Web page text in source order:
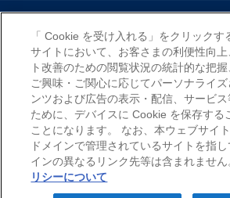
プライバシーポリシー
（個人情報のお取扱いに
© Nisshin Fire & Marine Insurance Co.,Ltd.
「 Cookie を受け入れる」をクリックす
サイトにおいて、お客さまの利便性向上
ト改善のための閲覧状況の統計的な把
ご興味・ご関心に応じてパーソナライ
ンツおよび広告の表示・配信、サービ
ために、デバイスに Cookie を保存する
ことになります。 なお、本ウェブサイ
ドメインで管理されているサイトを指
インの異なるリンク先等は含まれません
リシーについて